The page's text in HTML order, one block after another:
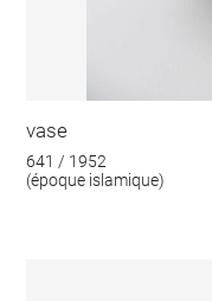
vase
641 / 1952
(époque islamique)